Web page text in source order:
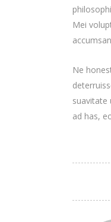
Mei
Ne
suavitate
ad has,